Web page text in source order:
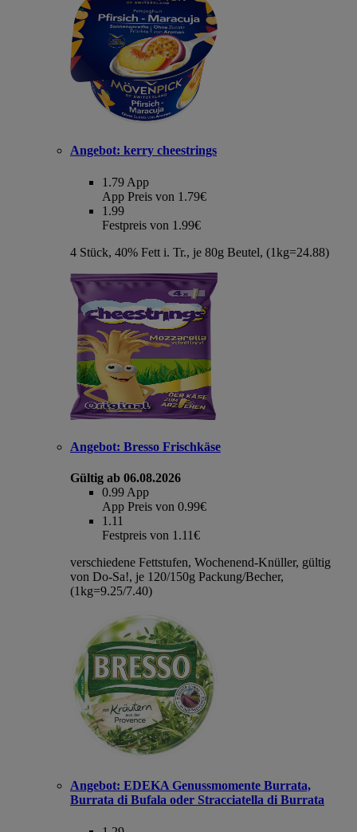
Angebot: kerry cheestrings
1.79 App
App Preis von 1.79€
1.99
Festpreis von 1.99€
4 Stück, 40% Fett i. Tr., je 80g Beutel, (1kg=24.88)
Angebot: Bresso Frischkäse
Gültig ab 06.08.2026
0.99 App
App Preis von 0.99€
1.11
Festpreis von 1.11€
verschiedene Fettstufen, Wochenend-Knüller, gültig
von Do-Sa!, je 120/150g Packung/Becher,
(1kg=9.25/7.40)
Angebot: EDEKA Genussmomente Burrata,
Burrata di Bufala oder Stracciatella di Burrata